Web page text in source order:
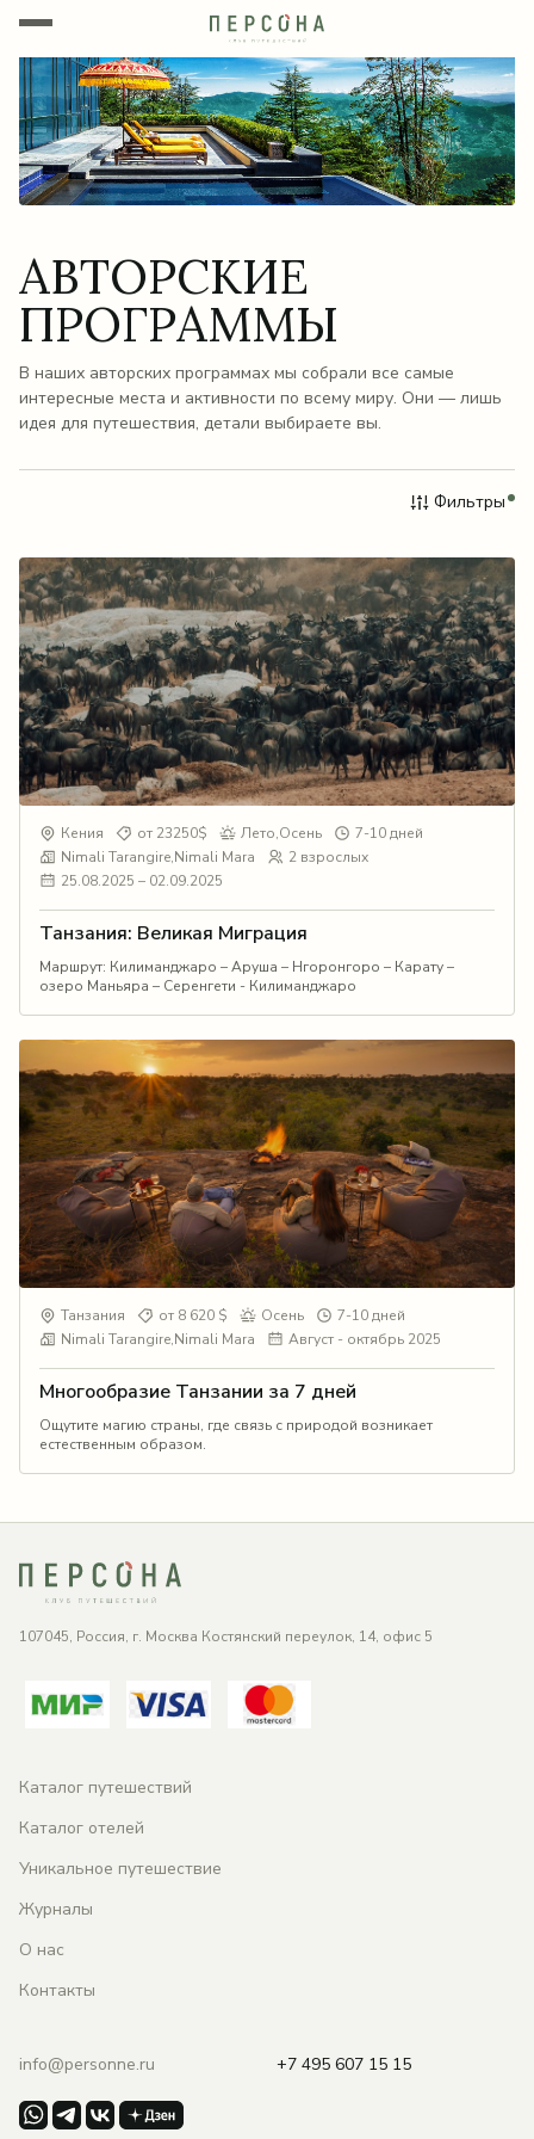
АВТОРСКИЕ
ПРОГРАММЫ
В наших авторских программах мы собрали все самые
интересные места и активности по всему миру. Они — лишь
идея для путешествия, детали выбираете вы.
Фильтры
Страны
Города
Отели Nimali Mara
Длительность
Длительность
Кения от 23250$ Лето,Осень
7-10 дней
Nimali Tarangire,Nimali Mara
2 взрослых
25.08.2025 – 02.09.2025
Танзания: Великая Миграция
Маршрут: Килиманджаро – Аруша – Нгоронгоро – Карату –
озеро Маньяра – Серенгети - Килиманджаро
Танзания от 8 620 $ Осень
7-10 дней
Nimali Tarangire,Nimali Mara
Август - октябрь 2025
Многообразие Танзании за 7 дней
Ощутите магию страны, где связь с природой возникает
естественным образом.
107045, Россия, г. Москва Костянский переулок, 14, офис 5
Каталог путешествий
Каталог отелей
Уникальное путешествие
Журналы
О нас
Контакты
info@personne.ru +7 495 607 15 15